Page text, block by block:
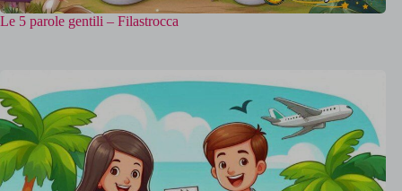
Le 5 parole gentili – Filastrocca